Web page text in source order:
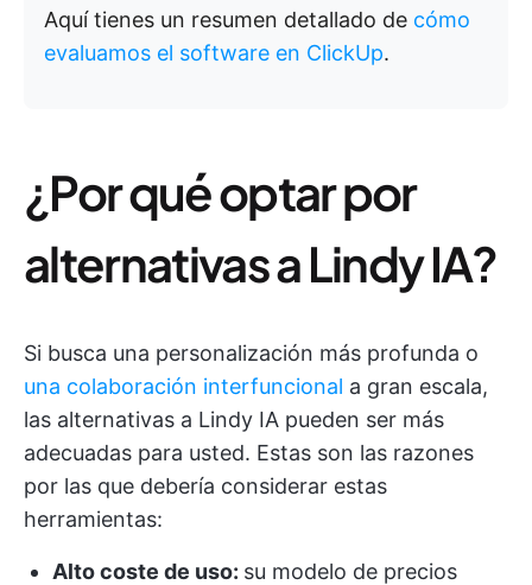
Aquí tienes un resumen detallado de cómo
evaluamos el software en ClickUp.
¿Por qué optar por
alternativas a Lindy IA?
Si busca una personalización más profunda o
una colaboración interfuncional a gran escala,
las alternativas a Lindy IA pueden ser más
adecuadas para usted. Estas son las razones
por las que debería considerar estas
herramientas:
Alto coste de uso: su modelo de precios